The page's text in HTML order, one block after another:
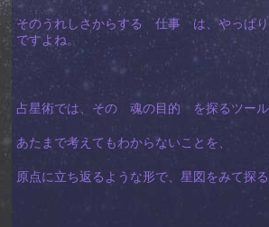
そのうれしさからする 仕事 は、やっぱり
ですよね。
占星術では、その 魂の目的 を探るツー
あたまで考えてもわからないことを、
原点に立ち返るような形で、星図をみて探る